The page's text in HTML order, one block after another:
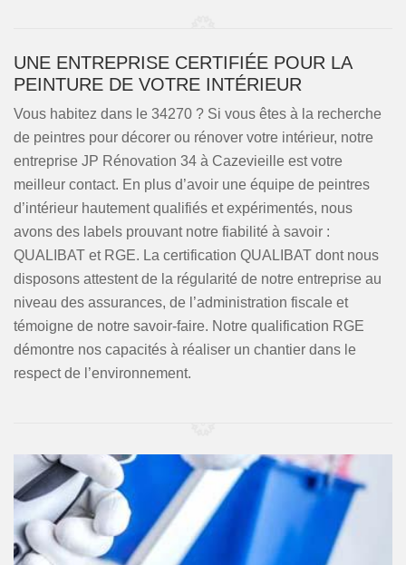
UNE ENTREPRISE CERTIFIÉE POUR LA
PEINTURE DE VOTRE INTÉRIEUR
Vous habitez dans le 34270 ? Si vous êtes à la recherche
de peintres pour décorer ou rénover votre intérieur, notre
entreprise JP Rénovation 34 à Cazevieille est votre
meilleur contact. En plus d’avoir une équipe de peintres
d’intérieur hautement qualifiés et expérimentés, nous
avons des labels prouvant notre fiabilité à savoir :
QUALIBAT et RGE. La certification QUALIBAT dont nous
disposons attestent de la régularité de notre entreprise au
niveau des assurances, de l’administration fiscale et
témoigne de notre savoir-faire. Notre qualification RGE
démontre nos capacités à réaliser un chantier dans le
respect de l’environnement.